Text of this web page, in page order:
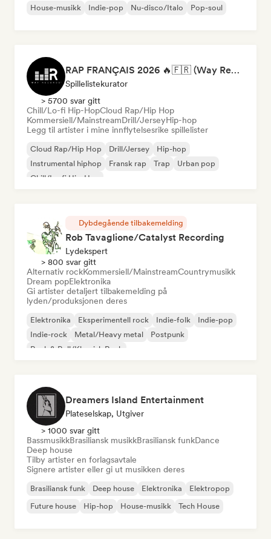
House-musikk Indie-pop Nu-disco/Italo Pop-soul
RAP FRANÇAIS 2026 🔥🇫🇷 (Way Records)
Spillelistekurator
> 5700 svar gitt
Chill/Lo-fi Hip-HopCloud Rap/Hip Hop
Kommersiell/MainstreamDrill/JerseyHip-hop
Legg til artister i mine innflytelsesrike spillelister
Cloud Rap/Hip Hop Drill/Jersey
Hip-hop
Instrumental hiphop
Fransk rap Trap
Urban pop
Chill/Lo-fi Hip-Hop
Dybdegående tilbakemelding
Rob Tavaglione/Catalyst Recording
Lydekspert
> 800 svar gitt
Alternativ rockKommersiell/MainstreamCountrymusikk
Dream popElektronika
Gi artister detaljert tilbakemelding på
lyden/produksjonen deres
Elektronika Eksperimentell rock Indie-folk
Indie-pop
Indie-rock
Metal/Heavy metal
Postpunk
Rock & Roll/Klassisk Rock
Dreamers Island Entertainment
Plateselskap, Utgiver
> 1000 svar gitt
BassmusikkBrasiliansk musikkBrasiliansk funkDance
Deep house
Tilby artister en forlagsavtale
Signere artister eller gi ut musikken deres
Brasiliansk funk Deep house Elektronika
Elektropop
Future house
Hip-hop House-musikk Tech House